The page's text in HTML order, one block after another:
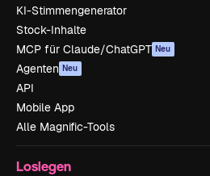
KI-Stimmengenerator
Stock-Inhalte
MCP für Claude/ChatGPT Neu
Agenten Neu
API
Mobile App
Alle Magnific-Tools
Loslegen